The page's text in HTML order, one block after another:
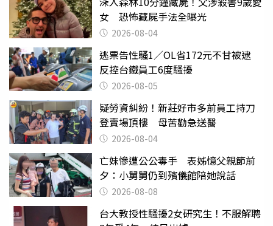
女 恐怖藏屍手法全曝光
2026-08-04
逃票告性騷1／OL省172元不甘被逮
反控台鐵員工6度騷擾
2026-08-05
疑勞資糾紛！新莊好市多前員工持刀
登賣場頂樓 母苦勸急送醫
2026-08-04
亡妹慘遭公公毒手 表姊憶父親節前
夕：小舅舅仍到殯儀館陪她說話
2026-08-08
台大教授性騷擾2女研究生！不服解聘